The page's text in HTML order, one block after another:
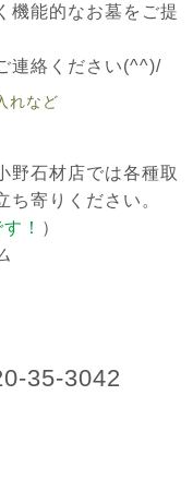
機能的なお墓 をご提
連絡ください(^^)/
れなど
野石材店では各種取
ち寄りください。
！ ）
35-3042